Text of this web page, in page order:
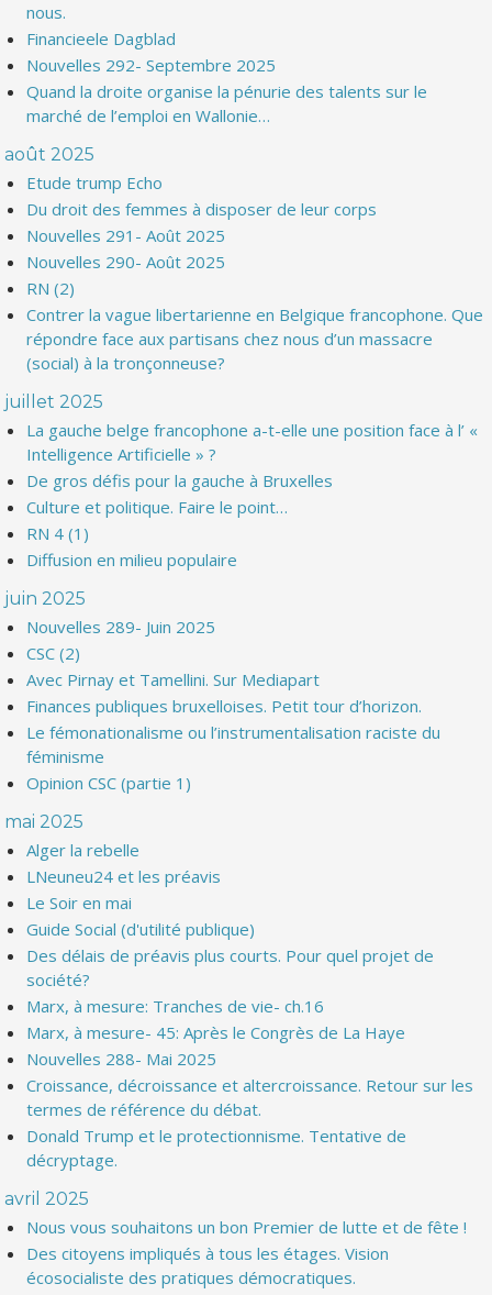
nous.
Financieele Dagblad
Nouvelles 292- Septembre 2025
Quand la droite organise la pénurie des talents sur le
marché de l’emploi en Wallonie…
août 2025
Etude trump Echo
Du droit des femmes à disposer de leur corps
Nouvelles 291- Août 2025
Nouvelles 290- Août 2025
RN (2)
Contrer la vague libertarienne en Belgique francophone. Que
répondre face aux partisans chez nous d’un massacre
(social) à la tronçonneuse?
juillet 2025
La gauche belge francophone a-t-elle une position face à l’ «
Intelligence Artificielle » ?
De gros défis pour la gauche à Bruxelles
Culture et politique. Faire le point…
RN 4 (1)
Diffusion en milieu populaire
juin 2025
Nouvelles 289- Juin 2025
CSC (2)
Avec Pirnay et Tamellini. Sur Mediapart
Finances publiques bruxelloises. Petit tour d’horizon.
Le fémonationalisme ou l’instrumentalisation raciste du
féminisme
Opinion CSC (partie 1)
mai 2025
Alger la rebelle
LNeuneu24 et les préavis
Le Soir en mai
Guide Social (d'utilité publique)
Des délais de préavis plus courts. Pour quel projet de
société?
Marx, à mesure: Tranches de vie- ch.16
Marx, à mesure- 45: Après le Congrès de La Haye
Nouvelles 288- Mai 2025
Croissance, décroissance et altercroissance. Retour sur les
termes de référence du débat.
Donald Trump et le protectionnisme. Tentative de
décryptage.
avril 2025
Nous vous souhaitons un bon Premier de lutte et de fête !
Des citoyens impliqués à tous les étages. Vision
écosocialiste des pratiques démocratiques.